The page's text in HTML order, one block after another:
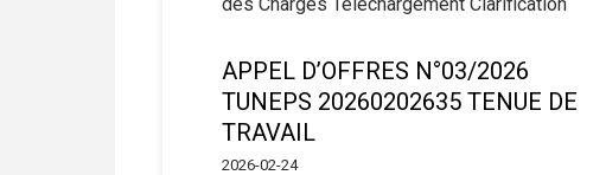
APPEL D’OFFRES N°03/2026
TUNEPS 20260202635 TENUE DE
TRAVAIL
2026-02-24